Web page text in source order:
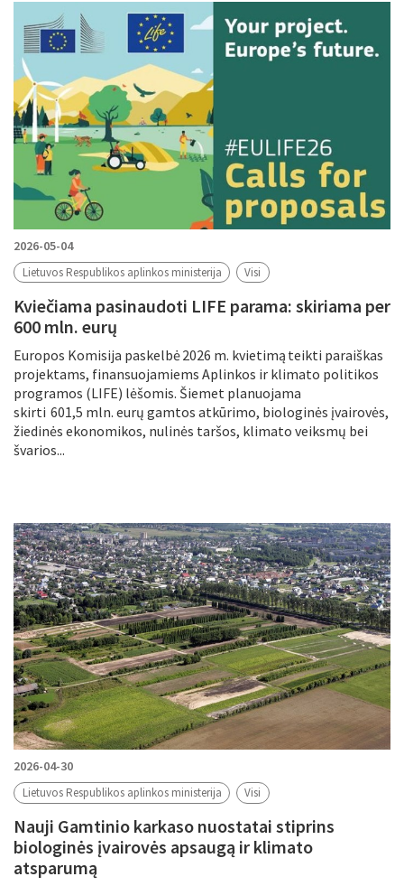
2026-05-04
Lietuvos Respublikos aplinkos ministerija Visi
Kviečiama pasinaudoti LIFE parama: skiriama per
600 mln. eurų
Europos Komisija paskelbė 2026 m. kvietimą teikti paraiškas
projektams, finansuojamiems Aplinkos ir klimato politikos
programos (LIFE) lėšomis. Šiemet planuojama
skirti 601,5 mln. eurų gamtos atkūrimo, biologinės įvairovės,
žiedinės ekonomikos, nulinės taršos, klimato veiksmų bei
švarios...
2026-04-30
Lietuvos Respublikos aplinkos ministerija Visi
Nauji Gamtinio karkaso nuostatai stiprins
biologinės įvairovės apsaugą ir klimato
atsparumą